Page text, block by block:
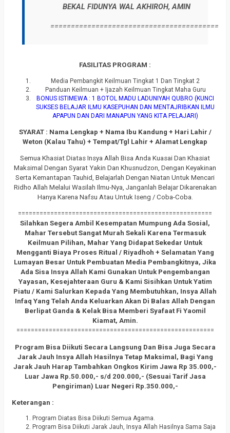
BEKAL FIDUNYA WAL AKHIROH, AMIN
FASILITAS PROGRAM :
Media Pembangkit Keilmuan Tingkat 1 Dan Tingkat 2
Panduan Keilmuan + Ijazah Keilmuan Tingkat Maha Guru
BONUS ISTIMEWA : 1 BOTOL MADU LADUNIYAH QUBRO (KUNCI
SUKSES BELAJAR ILMU KASEPUHAN DAN MENTAJRIBKAN ILMU
APAPUN DAN DARI MANAPUN YANG KITA PELAJARI)
SYARAT : Nama Lengkap + Nama Ibu Kandung + Hari Lahir /
Weton (Kalau Tahu) + Tempat/Tgl Lahir + Alamat Lengkap
Semua Khasiat Diatas Insya Allah Bisa Anda Kuasai Dan Khasiat
Maksimal Dengan Syarat Yakin Dan Khusnudzon, Dengan Keyakinan
Serta Kemantapan Tauhid, Belajarlah Dengan Niatan Untuk Mencari
Ridho Allah Melalui Wasilah Ilmu-Nya, Janganlah Belajar Dikarenakan
Hanya Karena Nafsu Atau Untuk Iseng / Coba-Coba.
======================================================
Silahkan Segera Ambil Kesempatan Mumpung Ada Sosial,
Mahar Tersebut Sangat Murah Sekali Karena Termasuk
Keilmuan Pilihan, Mahar Yang Didapat Sekedar Untuk
Mengganti Biaya Proses Ritual / Riyadhoh + Selamatan Yang
Lumayan Besar Untuk Pembuatan Media Pembangkitnya, Jika
Ada Sisa Insya Allah Kami Gunakan Untuk Pengembangan
Yayasan, Kesejahteraan Guru & Kami Sisihkan Untuk Yatim
Piatu / Kami Salurkan Kepada Yang Membutuhkan, Insya Allah
Infaq Yang Telah Anda Keluarkan Akan Di Balas Allah Dengan
Berlipat Ganda & Kelak Bisa Memberi Syafaat Fi Yaomil
Kiamat, Amin.
=======================================================
Program Bisa Diikuti Secara Langsung Dan Bisa Juga Secara
Jarak Jauh Insya Allah Hasilnya Tetap Maksimal, Bagi Yang
Jarak Jauh Harap Tambahkan Ongkos Kirim Jawa Rp 35.000,-
Luar Jawa Rp.50.000,- s/d 200.000,- (Sesuai Tarif Jasa
Pengiriman) Luar Negeri Rp.350.000,-
Keterangan :
Program Diatas Bisa Diikuti Semua Agama.
Program Bisa Diikuti Jarak Jauh, Insya Allah Hasilnya Sama Saja